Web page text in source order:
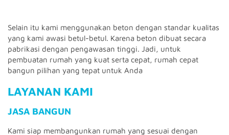
Selain itu kami menggunakan beton dengan standar kualitas
yang kami awasi betul-betul. Karena beton dibuat secara
pabrikasi dengan pengawasan tinggi. Jadi, untuk
pembuatan rumah yang kuat serta cepat, rumah cepat
bangun pilihan yang tepat untuk Anda
LAYANAN KAMI
JASA BANGUN
Kami siap membangunkan rumah yang sesuai dengan